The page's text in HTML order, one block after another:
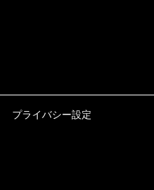
プライバシー設定